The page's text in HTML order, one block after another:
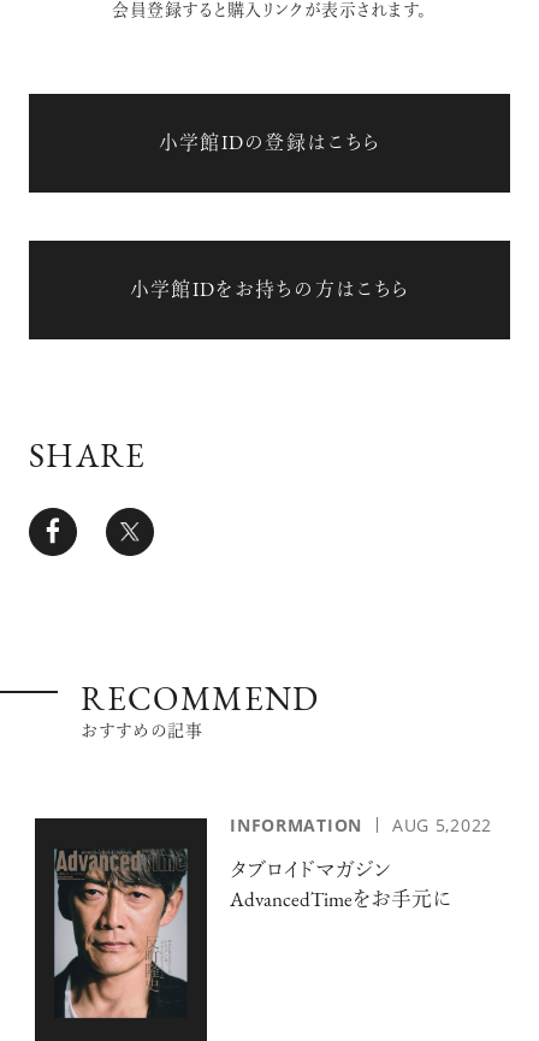
会員登録すると購入リンクが表示されます。
小学館IDの登録はこちら
小学館IDをお持ちの方はこちら
SHARE
RECOMMEND
おすすめの記事
INFORMATION AUG 5,2022
タブロイドマガジン
AdvancedTimeをお手元に